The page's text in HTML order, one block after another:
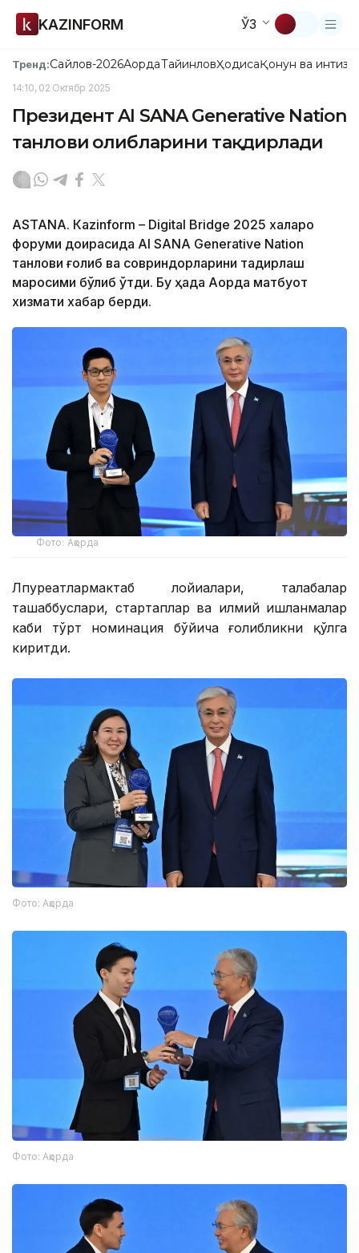
KAZINFORM ЎЗ
Тренд:Сайлов-2026АқордаТайинловҲодисаҚонун ва
14:10, 02 Октябр 2025
Президент AI SANA Generative Nation
танлови ғолибларини тақдирлади
ASTANА. Кazinform – Digital Bridge 2025 халқаро
форуми доирасида AI SANA Generative Nation
танлови ғолиб ва ​​совриндорларини тақдирлаш
маросими бўлиб ўтди. Бу ҳақда Ақорда матбуот
хизмати хабар берди.
Фото: Ақорда
Лпуреатлармактаб лойиҳалари, талабалар
ташаббуслари, стартаплар ва илмий ишланмалар
каби тўрт номинация бўйича ғолибликни қўлга
киритди.
Фото: Ақорда
Фото: Ақорда